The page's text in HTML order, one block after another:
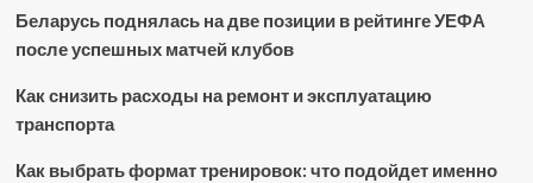
Беларусь поднялась на две позиции в рейтинге УЕФА
после успешных матчей клубов
Как снизить расходы на ремонт и эксплуатацию
транспорта
Как выбрать формат тренировок: что подойдет именно